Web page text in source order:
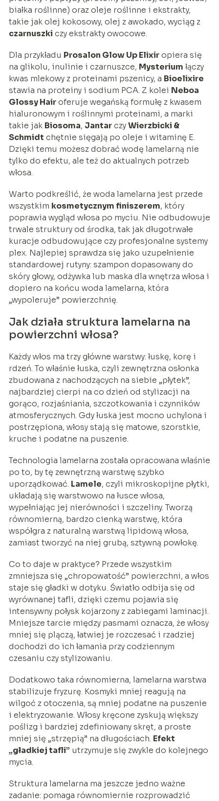
białka roślinne) oraz oleje roślinne i ekstrakty,
takie jak olej kokosowy, olej z awokado, wyciąg z
czarnuszki czy ekstrakty owocowe.
Dla przykładu Prosalon Glow Up Elixiropiera się
na glikolu, inulinie i czarnuszce, Mysterium łączy
kwas mlekowy z proteinami pszenicy, a Bioelixire
stawia na proteiny i sodium PCA. Z kolei Neboa
Glossy Hairoferuje wegańską formułę z kwasem
hialuronowym i roślinnymi proteinami, a marki
takie jak Biosoma, JantarczyWierzbicki &
Schmidt chętnie sięgają po oleje i witaminę E.
Dzięki temu możesz dobrać wodę lamelarną nie
tylko do efektu, ale też do aktualnych potrzeb
włosa.
Warto podkreślić, że woda lamelarna jest przede
wszystkim kosmetycznym finiszerem, który
poprawia wygląd włosa po myciu. Nie odbudowuje
trwale struktury od środka, tak jak długotrwałe
kuracje odbudowujące czy profesjonalne systemy
plex. Najlepiej sprawdza się jako uzupełnienie
standardowej rutyny: szampon dopasowany do
skóry głowy, odżywka lub maska dla wnętrza włosa i
dopiero na końcu woda lamelarna, która
„wypoleruje” powierzchnię.
Jak działa struktura lamelarna na
powierzchni włosa?
Każdy włos ma trzy główne warstwy: łuskę, korę i
rdzeń. To właśnie łuska, czyli zewnętrzna osłonka
zbudowana z nachodzących na siebie „płytek”,
najbardziej cierpi na co dzień od stylizacji na
gorąco, rozjaśniania, szczotkowania i czynników
atmosferycznych. Gdy łuska jest mocno uchylona i
postrzępiona, włosy stają się matowe, szorstkie,
kruche i podatne na puszenie.
Technologia lamelarna została opracowana właśnie
po to, by tę zewnętrzną warstwę szybko
uporządkować. Lamele, czyli mikroskopijne płytki,
układają się warstwowo na łusce włosa,
wypełniając jej nierówności i szczeliny. Tworzą
równomierną, bardzo cienką warstwę, która
współgra z naturalną warstwą lipidową włosa,
zamiast tworzyć na niej grubą, sztywną powłokę.
Co to daje w praktyce? Przede wszystkim
zmniejsza się „chropowatość” powierzchni, a włos
staje się gładki w dotyku. Światło odbija się od
wyrównanej tafli, dzięki czemu pojawia się
intensywny połysk kojarzony z zabiegami laminacji.
Mniejsze tarcie między pasmami oznacza, że włosy
mniej się plączą, łatwiej je rozczesać i rzadziej
dochodzi do ich łamania przy codziennym
czesaniu czy stylizowaniu.
Dodatkowo taka równomierna, lamelarna warstwa
stabilizuje fryzurę. Kosmyki mniej reagują na
wilgoć z otoczenia, są mniej podatne na puszenie
i elektryzowanie. Włosy kręcone zyskują większy
poślizg i bardziej zdefiniowany skręt, a proste
mniej się „strzępią” na długościach. Efekt
„gładkiej tafli” utrzymuje się zwykle do kolejnego
mycia.
Struktura lamelarna ma jeszcze jedno ważne
zadanie: pomaga równomiernie rozprowadzić